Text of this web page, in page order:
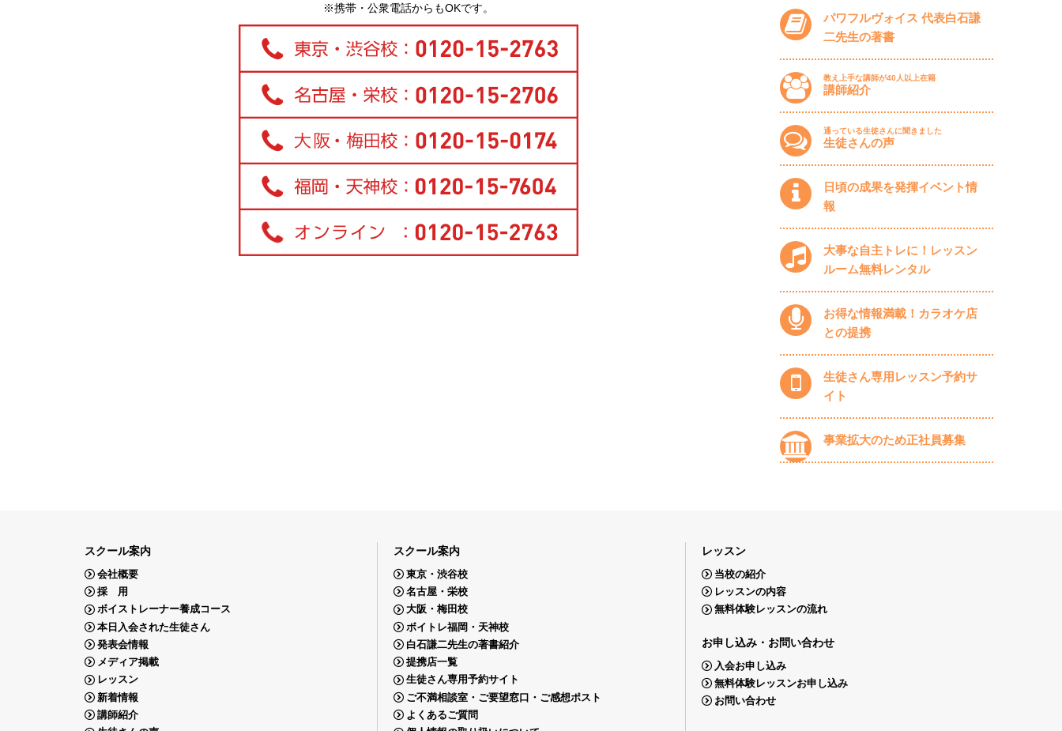
※携帯・公衆電話からもOKです。
パワフルヴォイス 代表白石謙
二先生の著書
教え上手な講師が40人以上在籍
講師紹介
通っている生徒さんに聞きました
生徒さんの声
日頃の成果を発揮イベント情
報
大事な自主トレに！レッスン
ルーム無料レンタル
お得な情報満載！カラオケ店
との提携
生徒さん専用レッスン予約サ
イト
事業拡大のため正社員募集
スクール案内
会社概要
採 用
ボイストレーナー養成コース
本日入会された生徒さん
発表会情報
メディア掲載
レッスン
新着情報
講師紹介
スクール案内
東京・渋谷校
名古屋・栄校
大阪・梅田校
ボイトレ福岡・天神校
白石謙二先生の著書紹介
提携店一覧
生徒さん専用予約サイト
ご不満相談室・ご要望窓口・ご感想ポスト
よくあるご質問
レッスン
当校の紹介
レッスンの内容
無料体験レッスンの流れ
お申し込み・お問い合わせ
入会お申し込み
無料体験レッスンお申し込み
お問い合わせ